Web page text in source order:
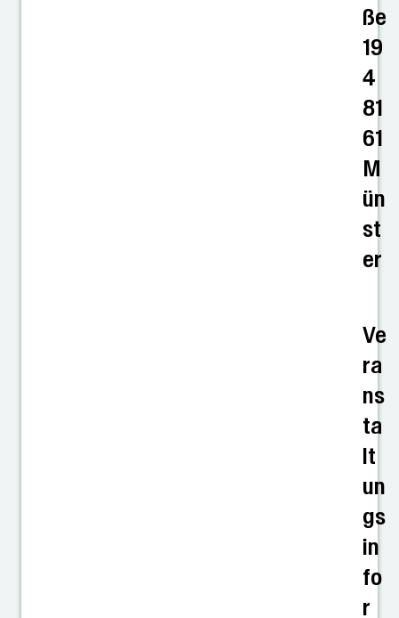
ße
19
4
81
61
M
ün
st
er
Ve
ra
ns
ta
lt
un
gs
in
fo
r